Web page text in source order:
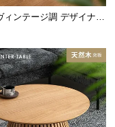
ィンテージ調 デザイナー
ェア